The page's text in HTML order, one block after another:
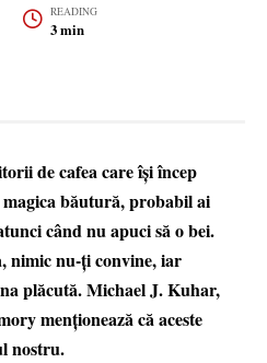
READING
3 min
de cafea care îşi încep
băutură, probabil ai
când nu apuci să o bei.
nimic nu-ţi convine, iar
plăcută. Michael J. Kuhar,
menţionează că aceste
nostru.